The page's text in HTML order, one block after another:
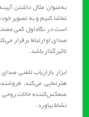
به‌عنوان مثال داشتن
تماشا کنیم و به تصویر
است در نگاه اول کمی مضحک
صدای او ارتباط برقرار
تاثیرگذار باشد.
ابزار بازاریاب تلفنی
هنرنمایی می‌کند،
منعکس‌کننده حالات روحی
نشاط بیاورد.